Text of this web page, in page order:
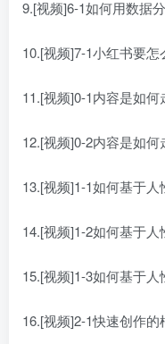
9.[视频]6-1如何用数据
10.[视频]7-1小红书要
11.[视频]0-1内容是如
12.[视频]0-2内容是如
13.[视频]1-1如何基于
14.[视频]1-2如何基于
15.[视频]1-3如何基于
16.[视频]2-1快速创作